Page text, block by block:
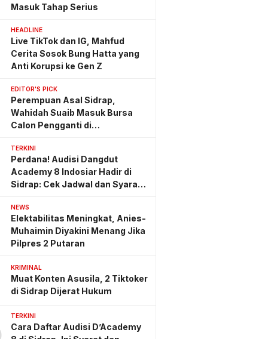
Masuk Tahap Serius
HEADLINE
Live TikTok dan IG, Mahfud
Cerita Sosok Bung Hatta yang
Anti Korupsi ke Gen Z
EDITOR'S PICK
Perempuan Asal Sidrap,
Wahidah Suaib Masuk Bursa
Calon Pengganti di
TERKINI
Perdana! Audisi Dangdut
Academy 8 Indosiar Hadir di
Sidrap: Cek Jadwal dan Syarat
NEWS
Elektabilitas Meningkat, Anies-
Muhaimin Diyakini Menang Jika
Pilpres 2 Putaran
KRIMINAL
Muat Konten Asusila, 2 Tiktoker
di Sidrap Dijerat Hukum
TERKINI
Cara Daftar Audisi D’Academy